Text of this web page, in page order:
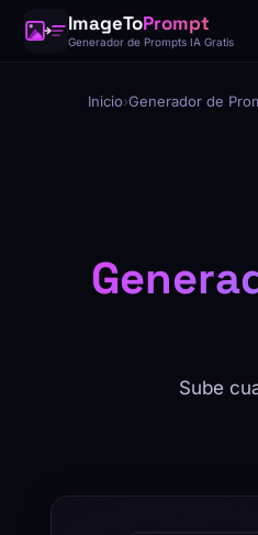
ImageToPrompt
Generador de Prompts IA Gratis
Inicio›Generador de
Sube